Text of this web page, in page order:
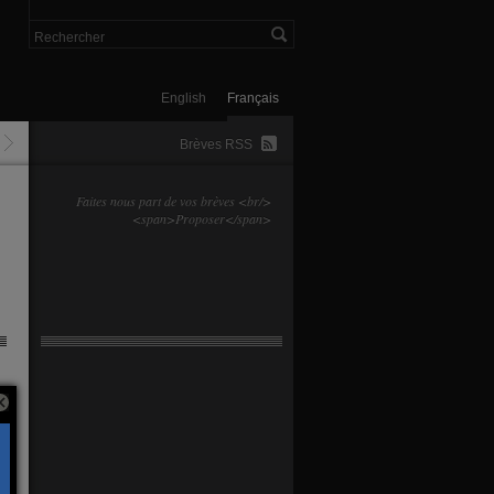
Français
English
Brèves RSS
Faites nous part de vos brèves <br/>
<span>Proposer</span>